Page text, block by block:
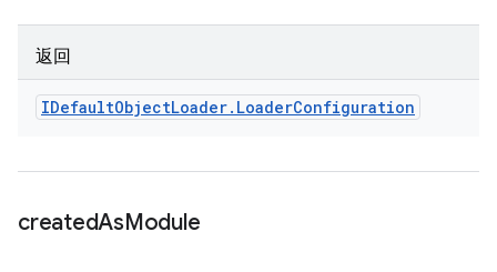
返回
IDefaultObjectLoader. LoaderConfiguration
createdAsModule